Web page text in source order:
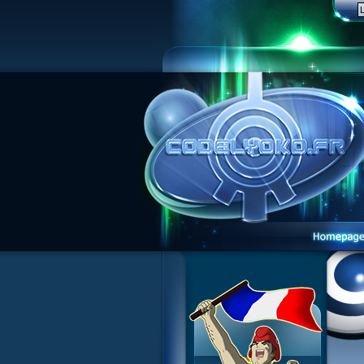
Guided tour
Sign up
Contact
Contests